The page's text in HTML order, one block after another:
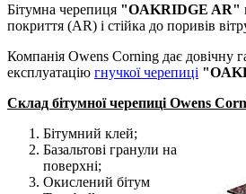
Бітумна черепиця "OAKRIDGE AR"
покриття (AR) і стійка до поривів
Компанія Owens Corning дає довічну
експлуатацію гнучкої черепиці
Склад бітумної черепиці Owens
Бітумний клей;
Базальтові гранули на
поверхні;
Окислений бітум